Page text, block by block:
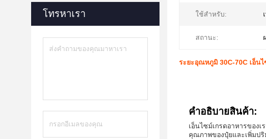
โทรหาเรา ใช้สำหรับ:
สถานะ:
ระยะอุณหภูมิ 30C-70C เอ็น
คําอธิบายสินค้า:
เอ็นไซม์เกรดอาหารของ
คุณภาพของปุ๋ยและเพิ่มป